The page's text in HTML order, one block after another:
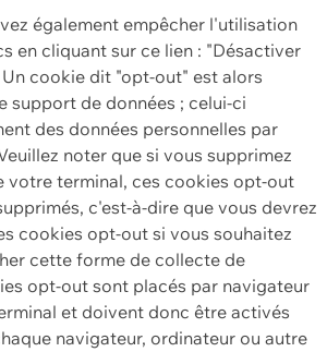
également empêcher l'utilisation
en cliquant sur ce lien : "Désactiver
cookie dit "opt-out" est alors
support de données ; celui-ci
des données personnelles par
noter que si vous supprimez
votre terminal, ces cookies opt-out
c'est-à-dire que vous devrez
cookies opt-out si vous souhaitez
cette forme de collecte de
opt-out sont placés par navigateur
et doivent donc être activés
navigateur, ordinateur ou autre